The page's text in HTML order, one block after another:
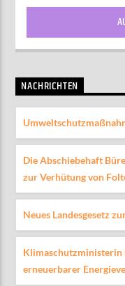
NACHRICHTEN
Die Abschiebehaft
zur Verhütung von
Neues Landesgesetz
Klimaschutzministerin
erneuerbarer